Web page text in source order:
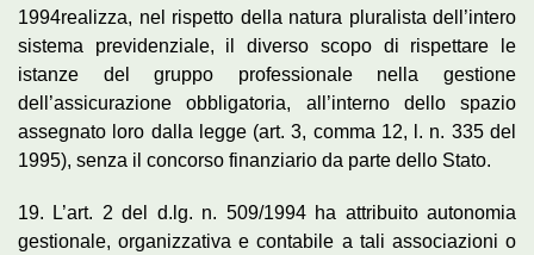
1994realizza, nel rispetto della natura pluralista dell’intero
sistema previdenziale, il diverso scopo di rispettare le
istanze del gruppo professionale nella gestione
dell’assicurazione obbligatoria, all’interno dello spazio
assegnato loro dalla legge (art. 3, comma 12, l. n. 335 del
1995), senza il concorso finanziario da parte dello Stato.
19. L’art. 2 del d.lg. n. 509/1994 ha attribuito autonomia
gestionale, organizzativa e contabile a tali associazioni o